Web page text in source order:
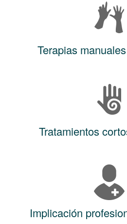
Terapias
Tratamientos
Implicación